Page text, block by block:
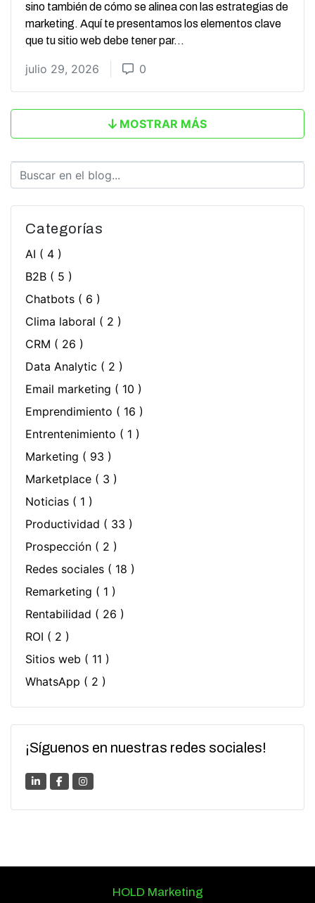
sino también de cómo se alinea con las estrategias de
marketing. Aquí te presentamos los elementos clave
que tu sitio web debe tener par...
julio 29, 2026 0
MOSTRAR MÁS
Categorías
AI ( 4 )
B2B ( 5 )
Chatbots ( 6 )
Clima laboral ( 2 )
CRM ( 26 )
Data Analytic ( 2 )
Email marketing ( 10 )
Emprendimiento ( 16 )
Entrentenimiento ( 1 )
Marketing ( 93 )
Marketplace ( 3 )
Noticias ( 1 )
Productividad ( 33 )
Prospección ( 2 )
Redes sociales ( 18 )
Remarketing ( 1 )
Rentabilidad ( 26 )
ROI ( 2 )
Sitios web ( 11 )
WhatsApp ( 2 )
¡Síguenos en nuestras redes sociales!
HOLD Marketing